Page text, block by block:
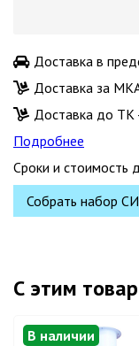
Доставка в
Доставка за
Доставка до ТК
Подробнее
Сроки и стоимость
Собрать набор
С этим
В наличии